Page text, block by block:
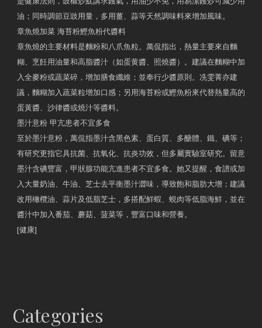
油；同時調節豆豉用量，多用薑、蒜等天然調味料來增加風味。
章魚燒加菜 海苔粉鰹魚粉代醬料
章魚燒的主要材料是麵粉和八爪魚粒。萬侃指出，熱量主要來自麵
糊、烹飪用油量和高脂醬汁（如蛋黄醬、照燒醬）。建議在麵糊中加
入全麥粉或蔬菜碎，增加膳食纖維；並奉行少醬原則。冼雯菁亦建
議，麵糊加入蔬菜粒增加口感；另用海苔粉或鰹魚粉來代替熱量高的
蛋黃醬、沙律醬或燒汁等醬料。
墨汁意粉 甲亢患者不宜多食
至於墨汁意粉，萬侃指墨汁含黑色素、蛋白質、多醣體、鐵、碘等；
有研究更指它具抗菌、抗氧化、抗炎功效，但多屬實驗室研究。留意
墨汁含碘豐富，甲狀腺功能亢進患者不宜多食。她又提醒，食譜或加
入大量奶油、牛油、芝士去平衡墨汁澀味，導致飽和脂肪大增；建議
改用橄欖油、蒜片及低脂芝士，多搭配鮮蝦、蜆肉等低脂海鮮，並在
醬汁中加入番茄、蘑菇、菠菜等，豐富口味和營養。
[健康]
Categories